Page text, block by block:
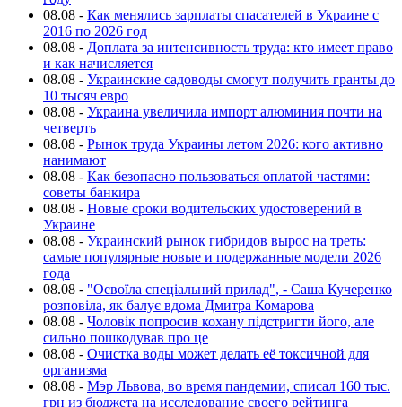
08.08 - Как менялись зарплаты спасателей в Украине с
2016 по 2026 год
08.08 - Доплата за интенсивность труда: кто имеет право
и как начисляется
08.08 - Украинские садоводы смогут получить гранты до
10 тысяч евро
08.08 - Украина увеличила импорт алюминия почти на
четверть
08.08 - Рынок труда Украины летом 2026: кого активно
нанимают
08.08 - Как безопасно пользоваться оплатой частями:
советы банкира
08.08 - Новые сроки водительских удостоверений в
Украине
08.08 - Украинский рынок гибридов вырос на треть:
самые популярные новые и подержанные модели 2026
года
08.08 - "Освоїла спеціальний прилад", - Саша Кучеренко
розповіла, як балує вдома Дмитра Комарова
08.08 - Чоловік попросив кохану підстригти його, але
сильно пошкодував про це
08.08 - Очистка воды может делать её токсичной для
организма
08.08 - Мэр Львова, во время пандемии, списал 160 тыс.
грн из бюджета на исследование своего рейтинга